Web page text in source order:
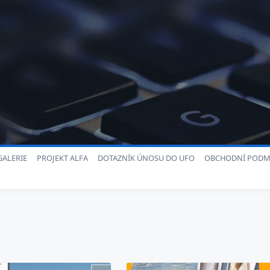
PROJEKT ALFA DOTAZNÍK ÚNOSU DO UFO OBCHODNÍ